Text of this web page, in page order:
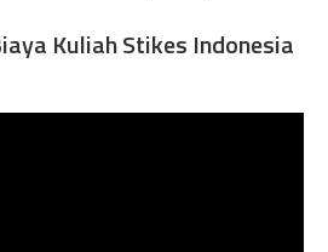
Kuliah Stikes Indonesia